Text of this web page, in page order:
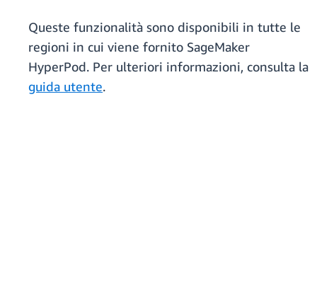
Queste funzionalità sono disponibili in tutte le
regioni in cui viene fornito SageMaker
HyperPod. Per ulteriori informazioni, consulta la
guida utente.